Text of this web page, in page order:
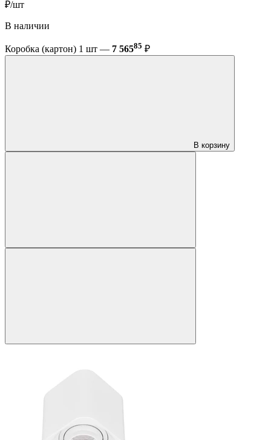
₽/шт
В наличии
Коробка (картон) 1 шт — 7 56585 ₽
В корзину